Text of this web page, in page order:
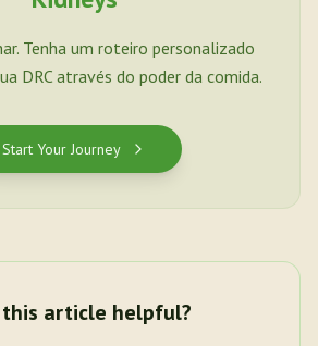
Tenha um roteiro personalizado
DRC através do poder da comida.
Start Your Journey
this article helpful?